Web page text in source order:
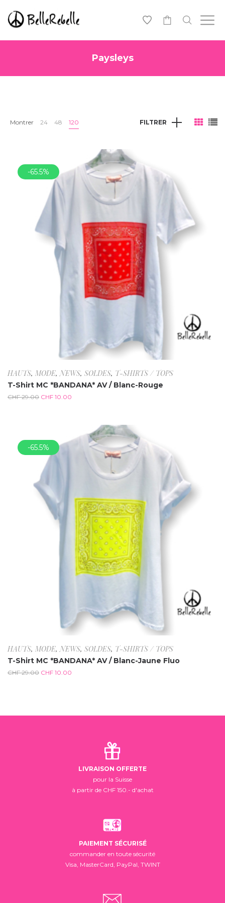
Paysleys
Montrer 24 48 120 FILTRER
-65.5%
HAUTS, MODE,NEWS, SOLDES, T-SHIRTS / TOPS
T-Shirt MC *BANDANA* AV / Blanc-Rouge
CHF29.00 CHF 10.00
-65.5%
HAUTS, MODE,NEWS, SOLDES, T-SHIRTS / TOPS
T-Shirt MC *BANDANA* AV / Blanc-Jaune Fluo
CHF29.00 CHF 10.00
LIVRAISON OFFERTE
pour la Suisse
à partir de CHF 150.- d'achat
PAIEMENT SÉCURISÉ
commander en toute sécurité
Visa, MasterCard, PayPal, TWINT